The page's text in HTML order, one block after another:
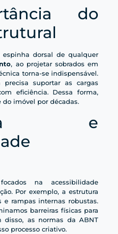
do
dorsal de qualquer
, ao projetar sobrados em
torna-se indispensável.
suportar as cargas
eficiência. Dessa forma,
imóvel por décadas.
e
na acessibilidade
Por exemplo, a estrutura
e rampas internas robustas.
barreiras físicas para
disso, as normas da ABNT
processo criativo.